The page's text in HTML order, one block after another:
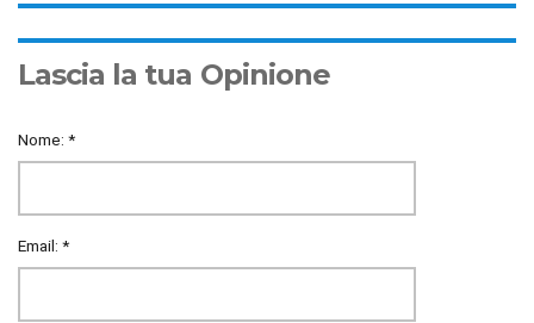
Lascia la tua Opinione
Nome: *
Email: *